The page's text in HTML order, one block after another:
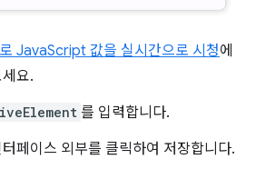
JavaScript 값을 실시간으로 시청에
요.
를 입력합니다.
터페이스 외부를 클릭하여 저장합니다.